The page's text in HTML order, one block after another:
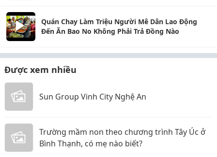
Quán Chay Làm Triệu Người Mê Dân Lao Động
Đến Ăn Bao No Không Phải Trả Đồng Nào
Được xem nhiều
Sun Group Vinh City Nghệ An
Trường mầm non theo chương trình Tây Úc ở
Bình Thạnh, có mẹ nào biết?